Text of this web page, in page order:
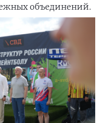
объединений.